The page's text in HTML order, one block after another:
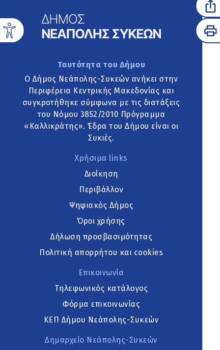
Ταυτότητα του Δήμου
Ο Δήμος Νεάπολης-Συκεών ανήκει στην
Περιφέρεια Κεντρικής Μακεδονίας και
συγκροτήθηκε σύμφωνα με τις διατάξεις
του Νόμου 3852/2010 Πρόγραμμα
«Καλλικράτης». Έδρα του Δήμου είναι οι
Συκιές.
Χρήσιμα links
Διοίκηση
Περιβάλλον
Ψηφιακός Δήμος
Όροι χρήσης
Δήλωση προσβασιμότητας
Πολιτική απορρήτου και cookies
Επικοινωνία
Τηλεφωνικός κατάλογος
Φόρμα επικοινωνίας
ΚΕΠ Δήμου Νεάπολης-Συκεών
Δημαρχείο Νεάπολης-Συκεών